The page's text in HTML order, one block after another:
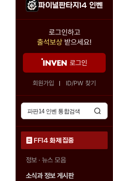
파이널판타지14 인벤
로그인하고
출석보상 받으세요!
로그인
회원가입 ID/PW 찾기
FF14 화제 집중
정보 · 뉴스 모음
소식과 정보 게시판